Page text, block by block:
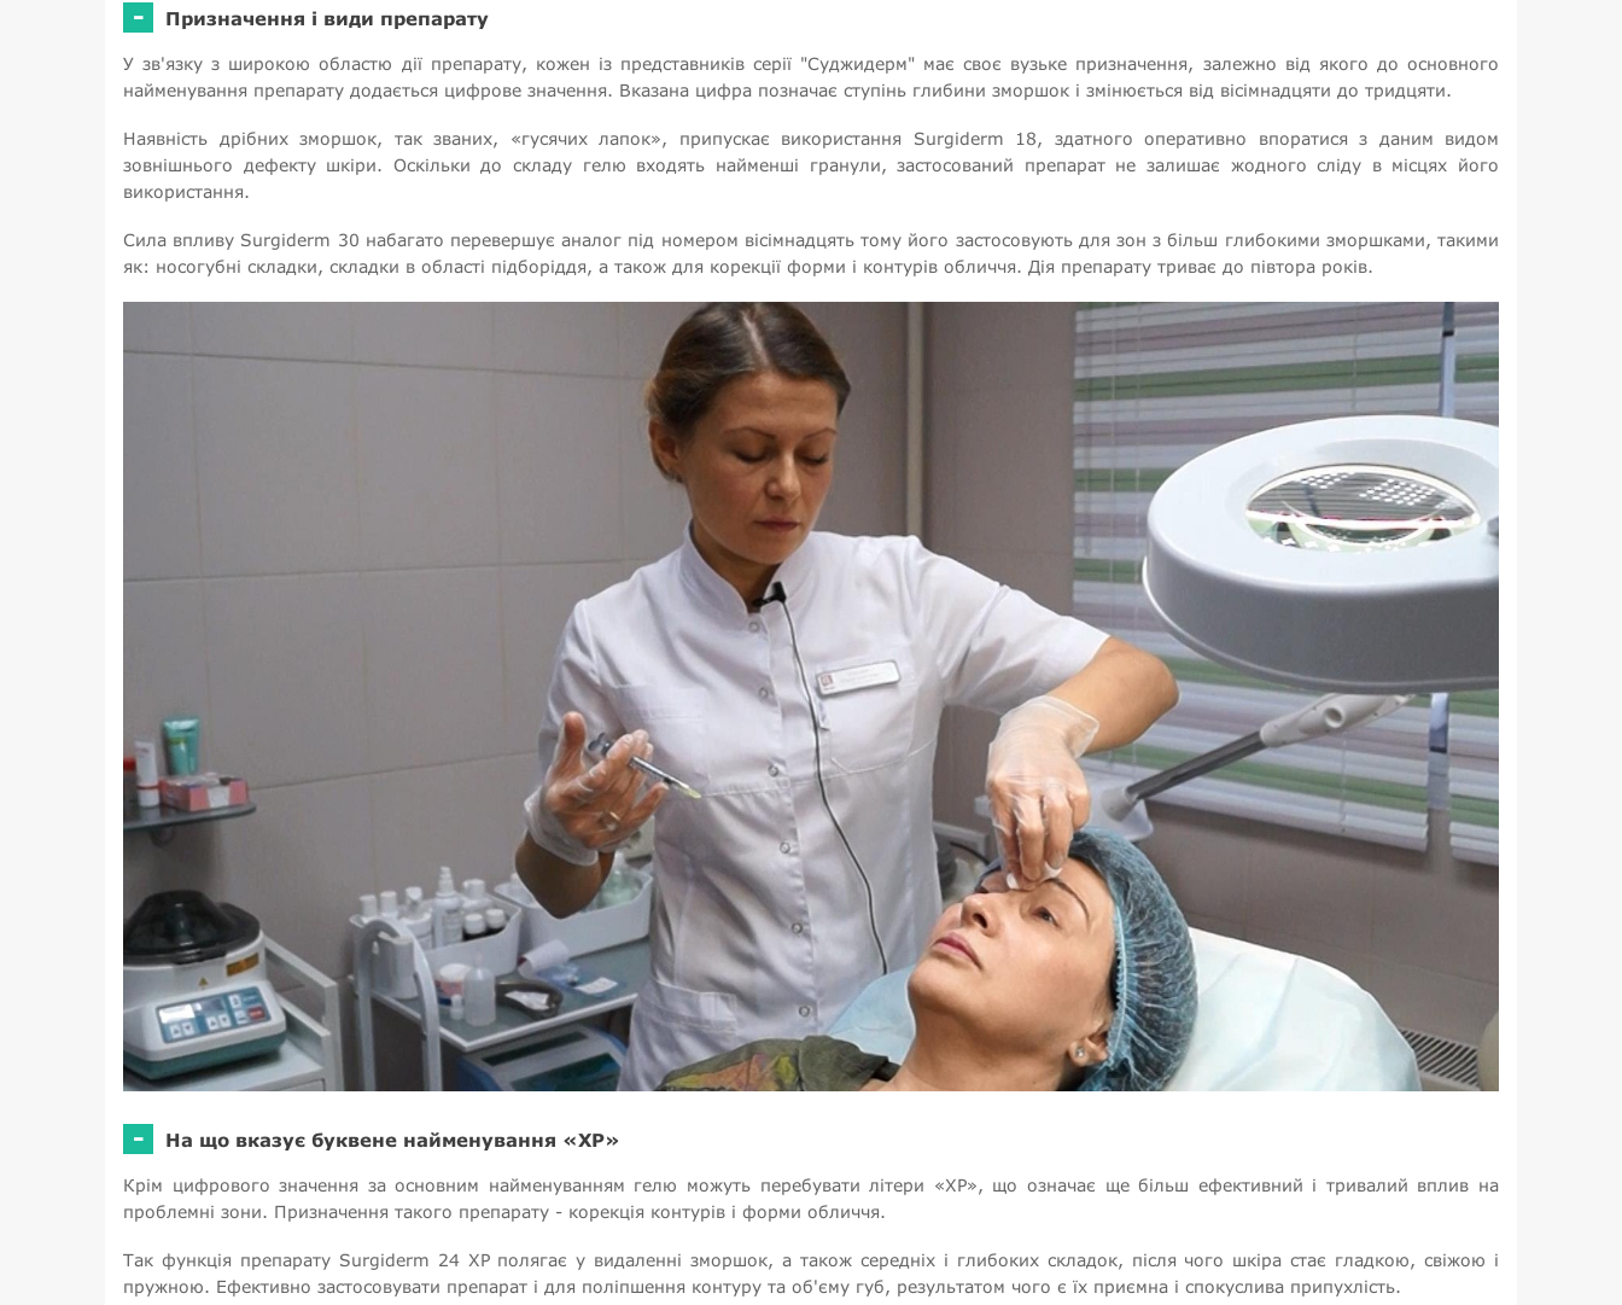
- Призначення і види препарату
У зв'язку з широкою областю дії препарату, кожен із представників серії "Суджидерм" має своє вузьке призначення, залежно від якого до основного
найменування препарату додається цифрове значення. Вказана цифра позначає ступінь глибини зморшок і змінюється від вісімнадцяти до тридцяти.
Наявність дрібних зморшок, так званих, «гусячих лапок», припускає використання Surgiderm 18, здатного оперативно впоратися з даним видом
зовнішнього дефекту шкіри. Оскільки до складу гелю входять найменші гранули, застосований препарат не залишає жодного сліду в місцях його
використання.
Сила впливу Surgiderm 30 набагато перевершує аналог під номером вісімнадцять тому його застосовують для зон з більш глибокими зморшками, такими
як: носогубні складки, складки в області підборіддя, а також для корекції форми і контурів обличчя. Дія препарату триває до півтора років.
- На що вказує буквене найменування «ХР»
Крім цифрового значення за основним найменуванням гелю можуть перебувати літери «ХР», що означає ще більш ефективний і тривалий вплив на
проблемні зони. Призначення такого препарату - корекція контурів і форми обличчя.
Так функція препарату Surgiderm 24 ХР полягає у видаленні зморшок, а також середніх і глибоких складок, після чого шкіра стає гладкою, свіжою і
пружною. Ефективно застосовувати препарат і для поліпшення контуру та об'єму губ, результатом чого є їх приємна і спокуслива припухлість.